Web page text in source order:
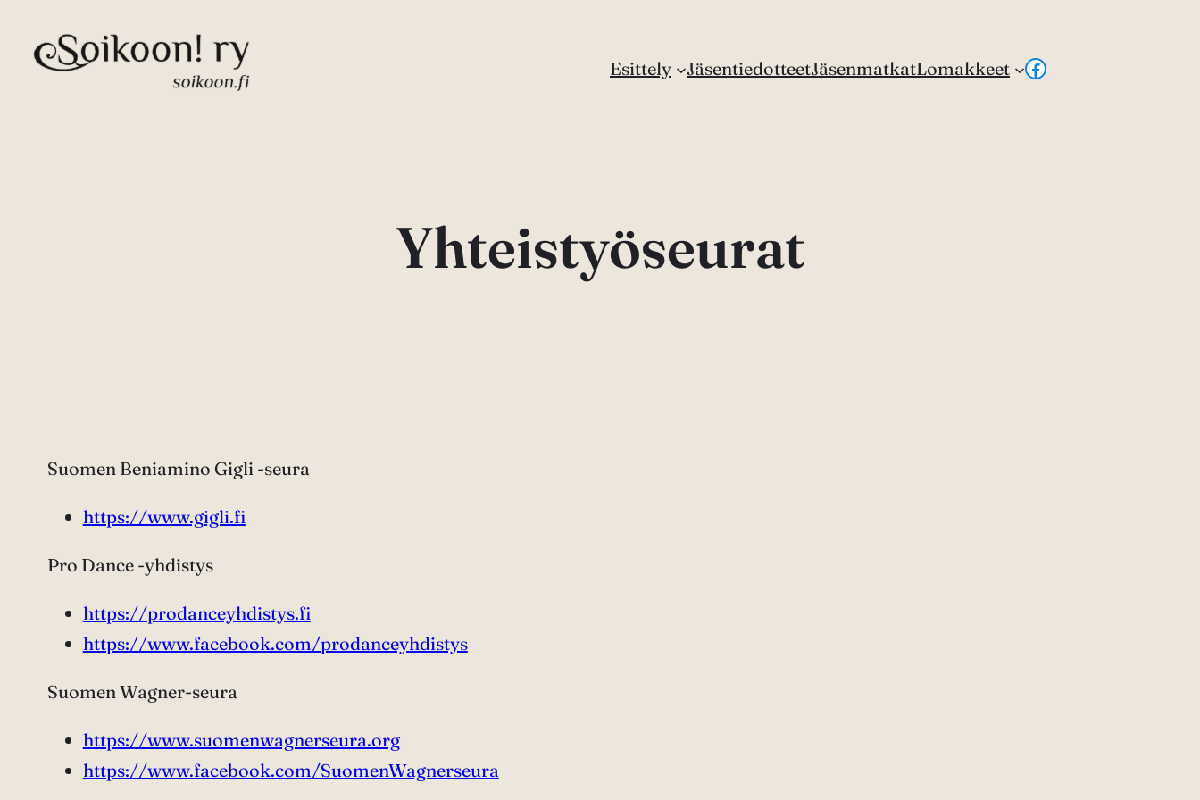
sisältöön
Esittely JäsentiedotteetJäsenmatkatLomakkeet Facebook
Yhteistyöseurat
Suomen Beniamino Gigli -seura
https://www.gigli.fi
Pro Dance -yhdistys
https://prodanceyhdistys.fi
https://www.facebook.com/prodanceyhdistys
Suomen Wagner-seura
https://www.suomenwagnerseura.org
https://www.facebook.com/SuomenWagnerseura